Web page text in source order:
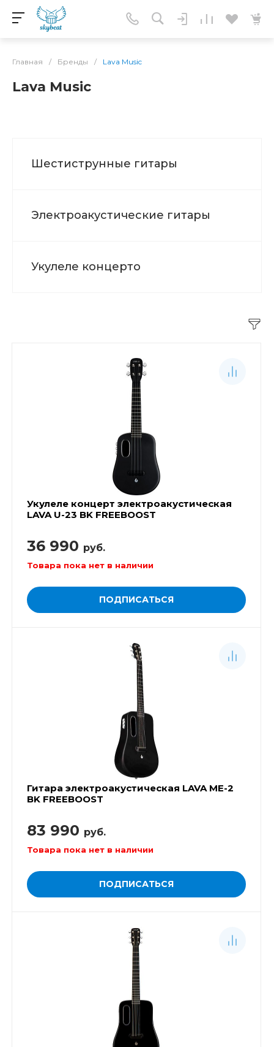
Главная / Бренды / Lava Music
Lava Music
Шестиструнные гитары
Электроакустические гитары
Укулеле концерто
Укулеле концерт электроакустическая
LAVA U-23 BK FREEBOOST
36 990 руб.
Товара пока нет в наличии
ПОДПИСАТЬСЯ
Гитара электроакустическая LAVA ME-2
BK FREEBOOST
83 990 руб.
Товара пока нет в наличии
ПОДПИСАТЬСЯ